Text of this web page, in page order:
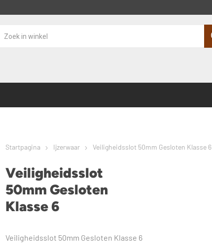
Startpagina Ijzerwaar Veiligheidsslot 50mm Gesloten Klasse 6
Veiligheidsslot
50mm Gesloten
Klasse 6
Veiligheidsslot 50mm Gesloten Klasse 6